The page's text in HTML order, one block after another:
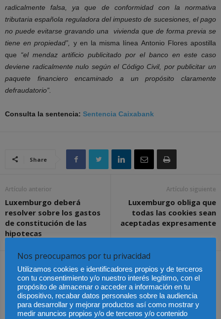
radicalmente falsa, ya que de conformidad con la normativa
tributaria española reguladora del impuesto de sucesiones, el pago
no puede evitarse gravando una vivienda que de forma previa se
tiene en propiedad”, y en la misma línea Antonio Flores apostilla
que “el mendaz artificio publicitado por el banco en este caso
deviene radicalmente nulo según el Código Civil, por publicitar un
paquete financiero encaminado a un propósito claramente
defraudatorio”.
Consulta la sentencia: Sentencia Caixabank
Share
Artículo anterior
Luxemburgo deberá
resolver sobre los gastos
de constitución de las
hipotecas
Artículo siguiente
Luxemburgo obliga que
todas las cookies sean
aceptadas expresamente
Artículos relacionados Más del autor
Nos preocupamos por tu privacidad
Utilizamos cookies e identificadores propios y de terceros
con tu consentimiento y/o nuestro interés legítimo, con el
propósito de almacenar o acceder a información en tu
dispositivo, recabar datos personales sobre la audiencia
para desarrollar y mejorar productos así como mostrar y
medir anuncios propios y/o de terceros y/o contenido